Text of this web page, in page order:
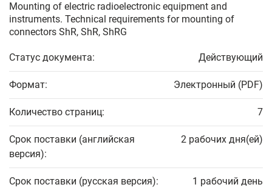
Mounting of electric radioelectronic equipment and
instruments. Technical requirements for mounting of
connectors ShR, ShR, ShRG
Статус документа: Действующий
Формат: Электронный (PDF)
Количество страниц: 7
Срок поставки (английская
версия):
2 рабочих дня(ей)
Срок поставки (русская версия): 1 рабочий день